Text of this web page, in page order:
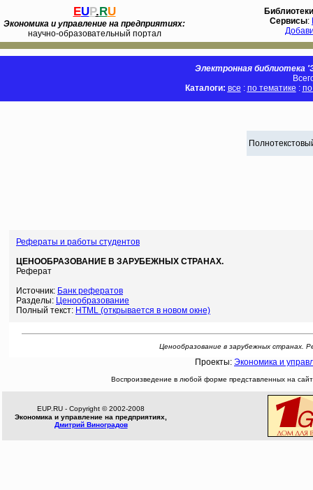
EUP.RU
Экономика и управление на предприятиях:
научно-образовательный портал
Библиотеки
Сервисы:
Электронная библиотека
Каталоги: все : по тематике :
Рефераты и работы студентов
ЦЕНООБРАЗОВАНИЕ В ЗАРУБЕЖНЫХ СТРАНАХ.
Реферат
Источник: Банк рефератов
Разделы: Ценообразование
Полный текст: HTML (открывается в новом окне)
Ценообразование в зарубежных странах.
Проекты: Экономика и
Воспроизведение в любой форме представленных на
EUP.RU - Copyright © 2002-2008
Экономика и управление на предприятиях,
Дмитрий Виноградов